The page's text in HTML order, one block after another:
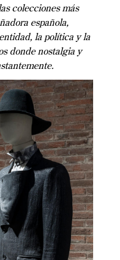
colecciones más
española,
la política y la
donde nostalgia y